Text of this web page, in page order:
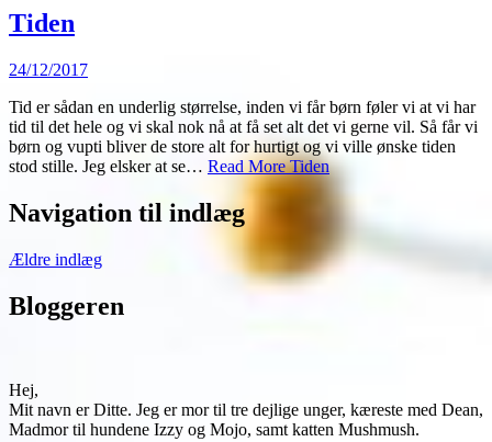
Tiden
24/12/2017
Tid er sådan en underlig størrelse, inden vi får børn føler vi at vi har
tid til det hele og vi skal nok nå at få set alt det vi gerne vil. Så får vi
børn og vupti bliver de store alt for hurtigt og vi ville ønske tiden
stod stille. Jeg elsker at se… Read MoreTiden
Navigation til indlæg
Ældre indlæg
Bloggeren
Hej,
Mit navn er Ditte. Jeg er mor til tre dejlige unger, kæreste med Dean,
Madmor til hundene Izzy og Mojo, samt katten Mushmush.